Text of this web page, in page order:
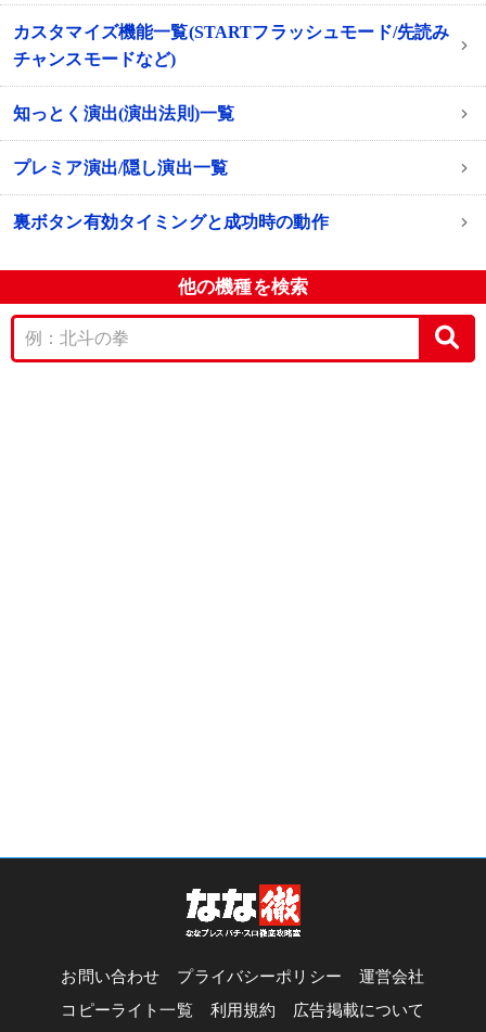
カスタマイズ機能一覧(STARTフラッシュモード/先読み
チャンスモードなど)
知っとく演出(演出法則)一覧
プレミア演出/隠し演出一覧
裏ボタン有効タイミングと成功時の動作
他の機種を検索
お問い合わせ プライバシーポリシー
運営会社
コピーライト一覧
利用規約 広告掲載について